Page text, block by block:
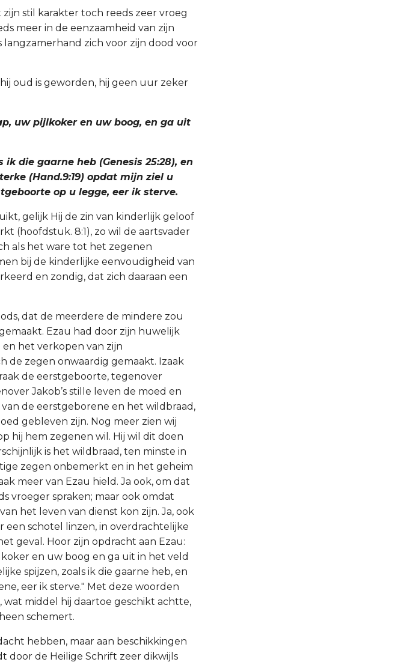
stil karakter toch reeds zeer vroeg
meer in de eenzaamheid van zijn
zich voor zijn dood voor
oud is geworden, hij geen uur zeker
uw pijlkoker en uw boog, en ga uit
die gaarne heb (Genesis 25:28), en
(Hand.9:19) opdat mijn ziel u
op u legge, eer ik sterve.
gelijk Hij de zin van kinderlijk geloof
(hoofdstuk. 8:1), zo wil de aartsvader
als het ware tot het zegenen
bij de kinderlijke eenvoudigheid van
en zondig, dat zich daaraan een
dat de meerdere de mindere zou
Ezau had door zijn huwelijk
het verkopen van zijn
de zegen onwaardig gemaakt. Izaak
de eerstgeboorte, tegenover
Jakob’s stille leven de moed en
de eerstgeborene en het wildbraad,
gebleven zijn. Nog meer zien wij
hij hem zegenen wil. Hij wil dit doen
is het wildbraad, ten minste in
zegen onbemerkt en in het geheim
meer van Ezau hield. Ja ook, om dat
vroeger spraken; maar ook omdat
het leven van dienst kon zijn. Ja, ook
schotel linzen, in overdrachtelijke
geval. Hoor zijn opdracht aan Ezau:
en uw boog en ga uit in het veld
spijzen, zoals ik die gaarne heb, en
eer ik sterve." Met deze woorden
middel hij daartoe geschikt achtte,
schemert.
hebben, maar aan beschikkingen
door de Heilige Schrift zeer dikwijls